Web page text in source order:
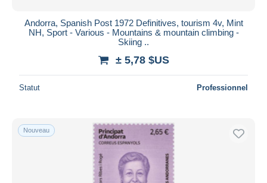
Andorra, Spanish Post 1972 Definitives, tourism 4v, Mint
NH, Sport - Various - Mountains & mountain climbing -
Skiing ..
± 5,78 $US
Statut Professionnel
Nouveau